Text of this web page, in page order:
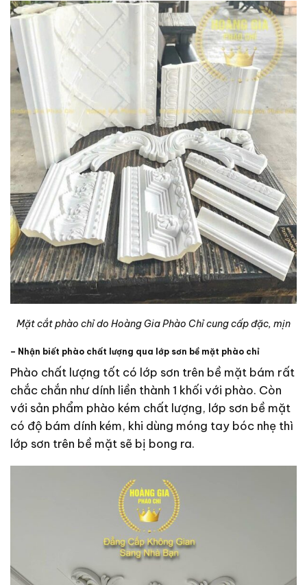
Mặt cắt phào chỉ do Hoàng Gia Phào Chỉ cung cấp đặc, mịn
– Nhận biết phào chất lượng qua lớp sơn bề mặt phào chỉ
Phào chất lượng tốt có lớp sơn trên bề mặt bám rất
chắc chắn như dính liền thành 1 khối với phào. Còn
với sản phẩm phào kém chất lượng, lớp sơn bề mặt
có độ bám dính kém, khi dùng móng tay bóc nhẹ thì
lớp sơn trên bề mặt sẽ bị bong ra.